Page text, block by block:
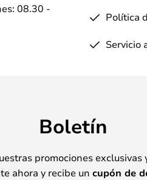
08.30 -
Política
Servicio
Boletín
promociones
ahora y recibe un cupón de